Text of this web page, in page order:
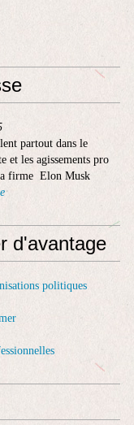
partout dans le
et les agissements pro
firme Elon Musk
d'avantage
politiques